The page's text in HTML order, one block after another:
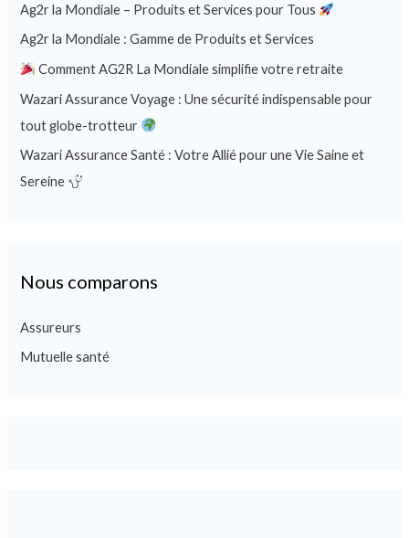
Ag2r la Mondiale – Produits et Services pour Tous
Ag2r la Mondiale : Gamme de Produits et Services
Comment AG2R La Mondiale simplifie votre retraite
Wazari Assurance Voyage : Une sécurité indispensable pour
tout globe-trotteur
Wazari Assurance Santé : Votre Allié pour une Vie Saine et
Sereine
Nous comparons
Assureurs
Mutuelle santé